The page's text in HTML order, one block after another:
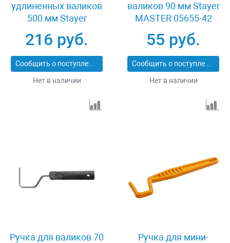
удлиненных валиков
500 мм Stayer
SPECIAL 0556-50
216 руб.
Сообщить о поступлении
Нет в наличии
валиков 90 мм Stayer
MASTER 05655-42
55 руб.
Сообщить о поступлении
Нет в наличии
Ручка для валиков 70
Ручка для мини-